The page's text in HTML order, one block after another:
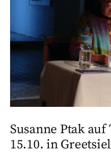
Susanne Ptak
15.10. in